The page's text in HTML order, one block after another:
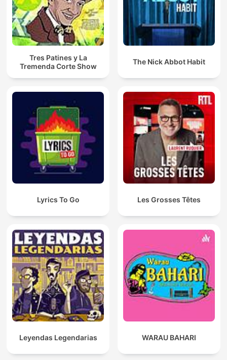
Tres Patines y La
Tremenda Corte Show
The Nick Abbot Habit
Lyrics To Go Les Grosses Têtes
Leyendas Legendarias WARAU BAHARI